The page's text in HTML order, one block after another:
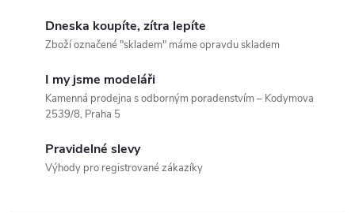
Dneska koupíte, zítra lepíte
Zboží označené "skladem" máme opravdu skladem
I my jsme modeláři
Kamenná prodejna s odborným poradenstvím – Kodymova
2539/8, Praha 5
Pravidelné slevy
Výhody pro registrované zákazíky